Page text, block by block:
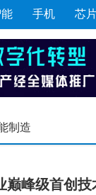
手机 芯
制造
巅峰级首创